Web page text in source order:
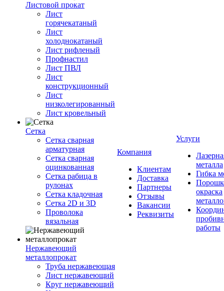
Листовой прокат
Лист
горячекатаный
Лист
холоднокатаный
Лист рифленый
Профнастил
Лист ПВЛ
Лист
конструкционный
Лист
низколегированный
Лист кровельный
Сетка
Сетка сварная
арматурная
Сетка сварная
оцинкованная
Сетка рабица в
рулонах
Сетка кладочная
Сетка 2D и 3D
Проволока
вязальная
Нержавеющий
металлопрокат
Труба нержавеющая
Лист нержавеющий
Круг нержавеющий
Компания
Клиентам
Доставка
Партнеры
Отзывы
Вакансии
Реквизиты
Услуги
металла
Гибка
окраска
работы